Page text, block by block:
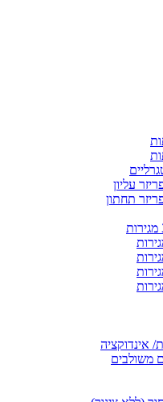
עליון
תחתון
אינדוקציה
משולבים